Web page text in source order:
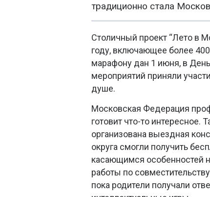
традиционно стала
Столичный проект “Лето в
году, включающее более
марафону дан 1 июня, в
мероприятий приняли
душе.
Московская Федерация
готовит что-то интересное.
организована выездная
округа смогли получить
касающимся особенностей
работы по
пока родители получали